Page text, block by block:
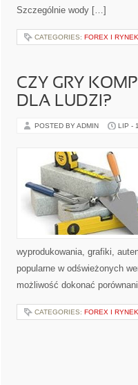
Szczególnie wody […]
CATEGORIES: FOREX I
CZY GRY
DLA LUDZI?
POSTED BY ADMIN LIP -
wyprodukowania, grafiki,
popularne w odświeżonych
możliwość dokonać
CATEGORIES: FOREX I